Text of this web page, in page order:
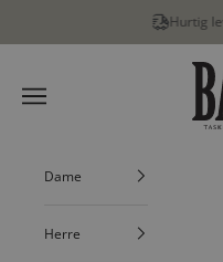
Hurtig
Menu
Dame
Herre